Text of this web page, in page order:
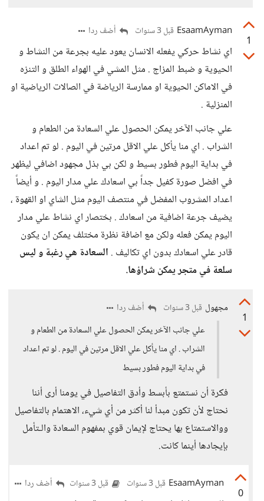
1
EsaamAyman قبل 3 سنوات أضف ردا
اي نشاط حركي يفعله الانسان يعود عليه بجرعة من النشاط و
الحيوية و ضبط المزاج . مثل المشي في الهواء الطلق و التنزه
في الاماكن الحيوية او ممارسة الرياضة في الصالات الرياضية او
المنزلية .
علي جانب الآخر يمكن الحصول علي السعادة من الطعام و
الشراب . اي منا يأكل علي الاقل مرتين في اليوم . لو تم اعداد
في بداية اليوم فطور بسيط و لكن بي بذل مجهود اضافي ليظهر
في افضل صورة كفيل جداً بي اسعادك علي مدار اليوم . و أيضاً
اعداد المشروب المفضل في منتصف اليوم مثل الشاي او القهوة ،
يضيف جرعة اضافية من اسعادك . بختصار اي نشاط علي مدار
اليوم يمكن فعله ولكن مع اضافة نظرة مختلف يمكن ان يكون
قادر علي اسعادك بدون اي تكاليف . السعادة هي رغبة و ليس
سلعة في متجر يمكن شراؤها.
1
مجهول قبل 3 سنوات
أضف ردا
علي جانب الآخر يمكن الحصول علي السعادة من الطعام و
الشراب . اي منا يأكل علي الاقل مرتين في اليوم . لو تم اعداد
في بداية اليوم فطور بسيط
فكرة أن نستمتع بأبسط وأدق التفاصيل في يومنا أرى أننا
نحتاج لأن تكون مبدأ لنا أكثر من أي شيء، الاهتمام بالتفاصيل
ووالاستمتاع بها يحتاج لإيمان قوي بمفهوم السعادة والـتأمل
بإيجادها أينما كانت.
0
EsaamAyman قبل 3 سنوات قبل 3 سنوات أضف ردا